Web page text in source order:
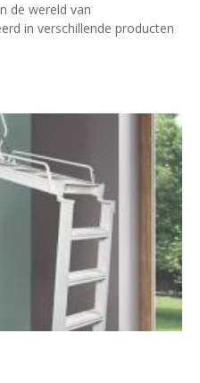
de wereld van
in verschillende producten